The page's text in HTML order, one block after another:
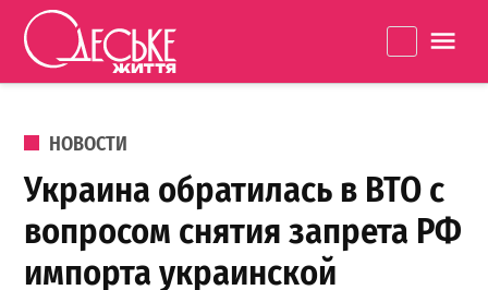
Перейти к содержанию
життя
ОПУБЛИКОВАНО В
НОВОСТИ
Украина обратилась в ВТО с
вопросом снятия запрета РФ
импорта украинской